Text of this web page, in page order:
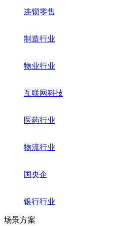
连锁零售
制造行业
物业行业
互联网科技
医药行业
物流行业
国央企
银行行业
场景方案